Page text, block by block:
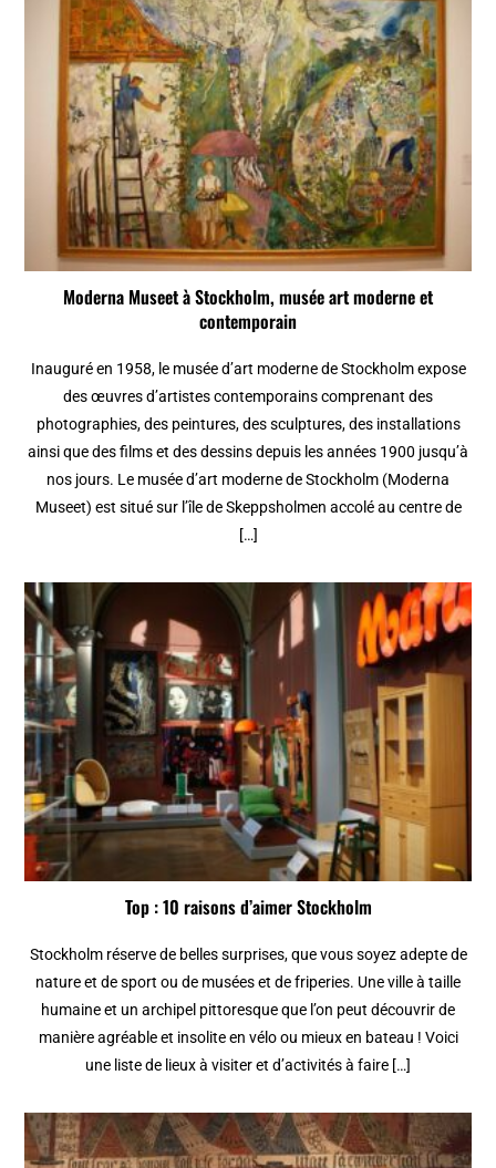
Moderna Museet à Stockholm, musée art moderne et
contemporain
Inauguré en 1958, le musée d’art moderne de Stockholm expose
des œuvres d’artistes contemporains comprenant des
photographies, des peintures, des sculptures, des installations
ainsi que des films et des dessins depuis les années 1900 jusqu’à
nos jours. Le musée d’art moderne de Stockholm (Moderna
Museet) est situé sur l’île de Skeppsholmen accolé au centre de
[…]
Top : 10 raisons d’aimer Stockholm
Stockholm réserve de belles surprises, que vous soyez adepte de
nature et de sport ou de musées et de friperies. Une ville à taille
humaine et un archipel pittoresque que l’on peut découvrir de
manière agréable et insolite en vélo ou mieux en bateau ! Voici
une liste de lieux à visiter et d’activités à faire […]